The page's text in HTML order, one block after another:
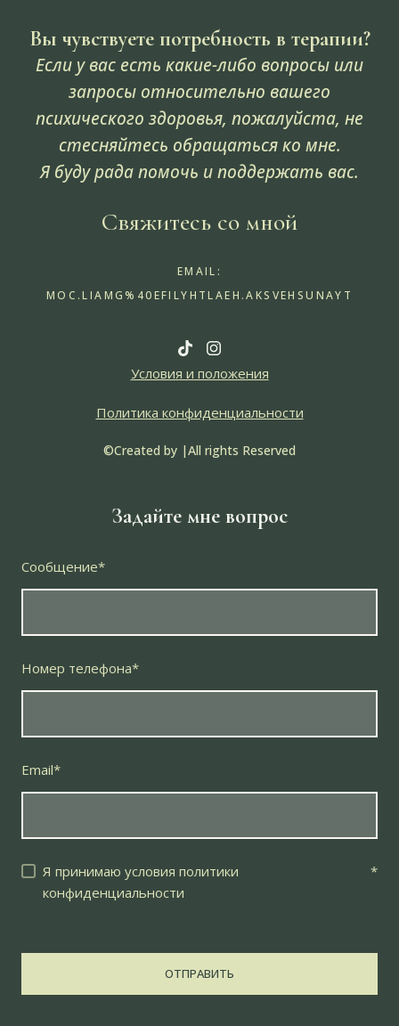
Вы чувствуете потребность в терапии?
Если у вас есть какие-либо вопросы или
запросы относительно вашего
психического здоровья, пожалуйста, не
стесняйтесь обращаться ко мне.
Я буду рада помочь и поддержать вас.
Свяжитесь со мной
EMAIL:
MOC.LIAMG%40EFILYHTLAEH.AKSVEHSUNAYT
Условия и положения
Политика конфиденциальности
©Created by |All rights Reserved
Задайте мне вопрос
Сообщение*
Номер телефона*
Email*
Я принимаю условия политики
конфиденциальности
*
ОТПРАВИТЬ